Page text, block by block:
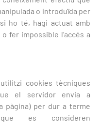
o introduïda per
ho té, hagi actuat amb
fer impossible l’accés a
cookies tècniques
el servidor envia a
pàgina) per dur a terme
es consideren